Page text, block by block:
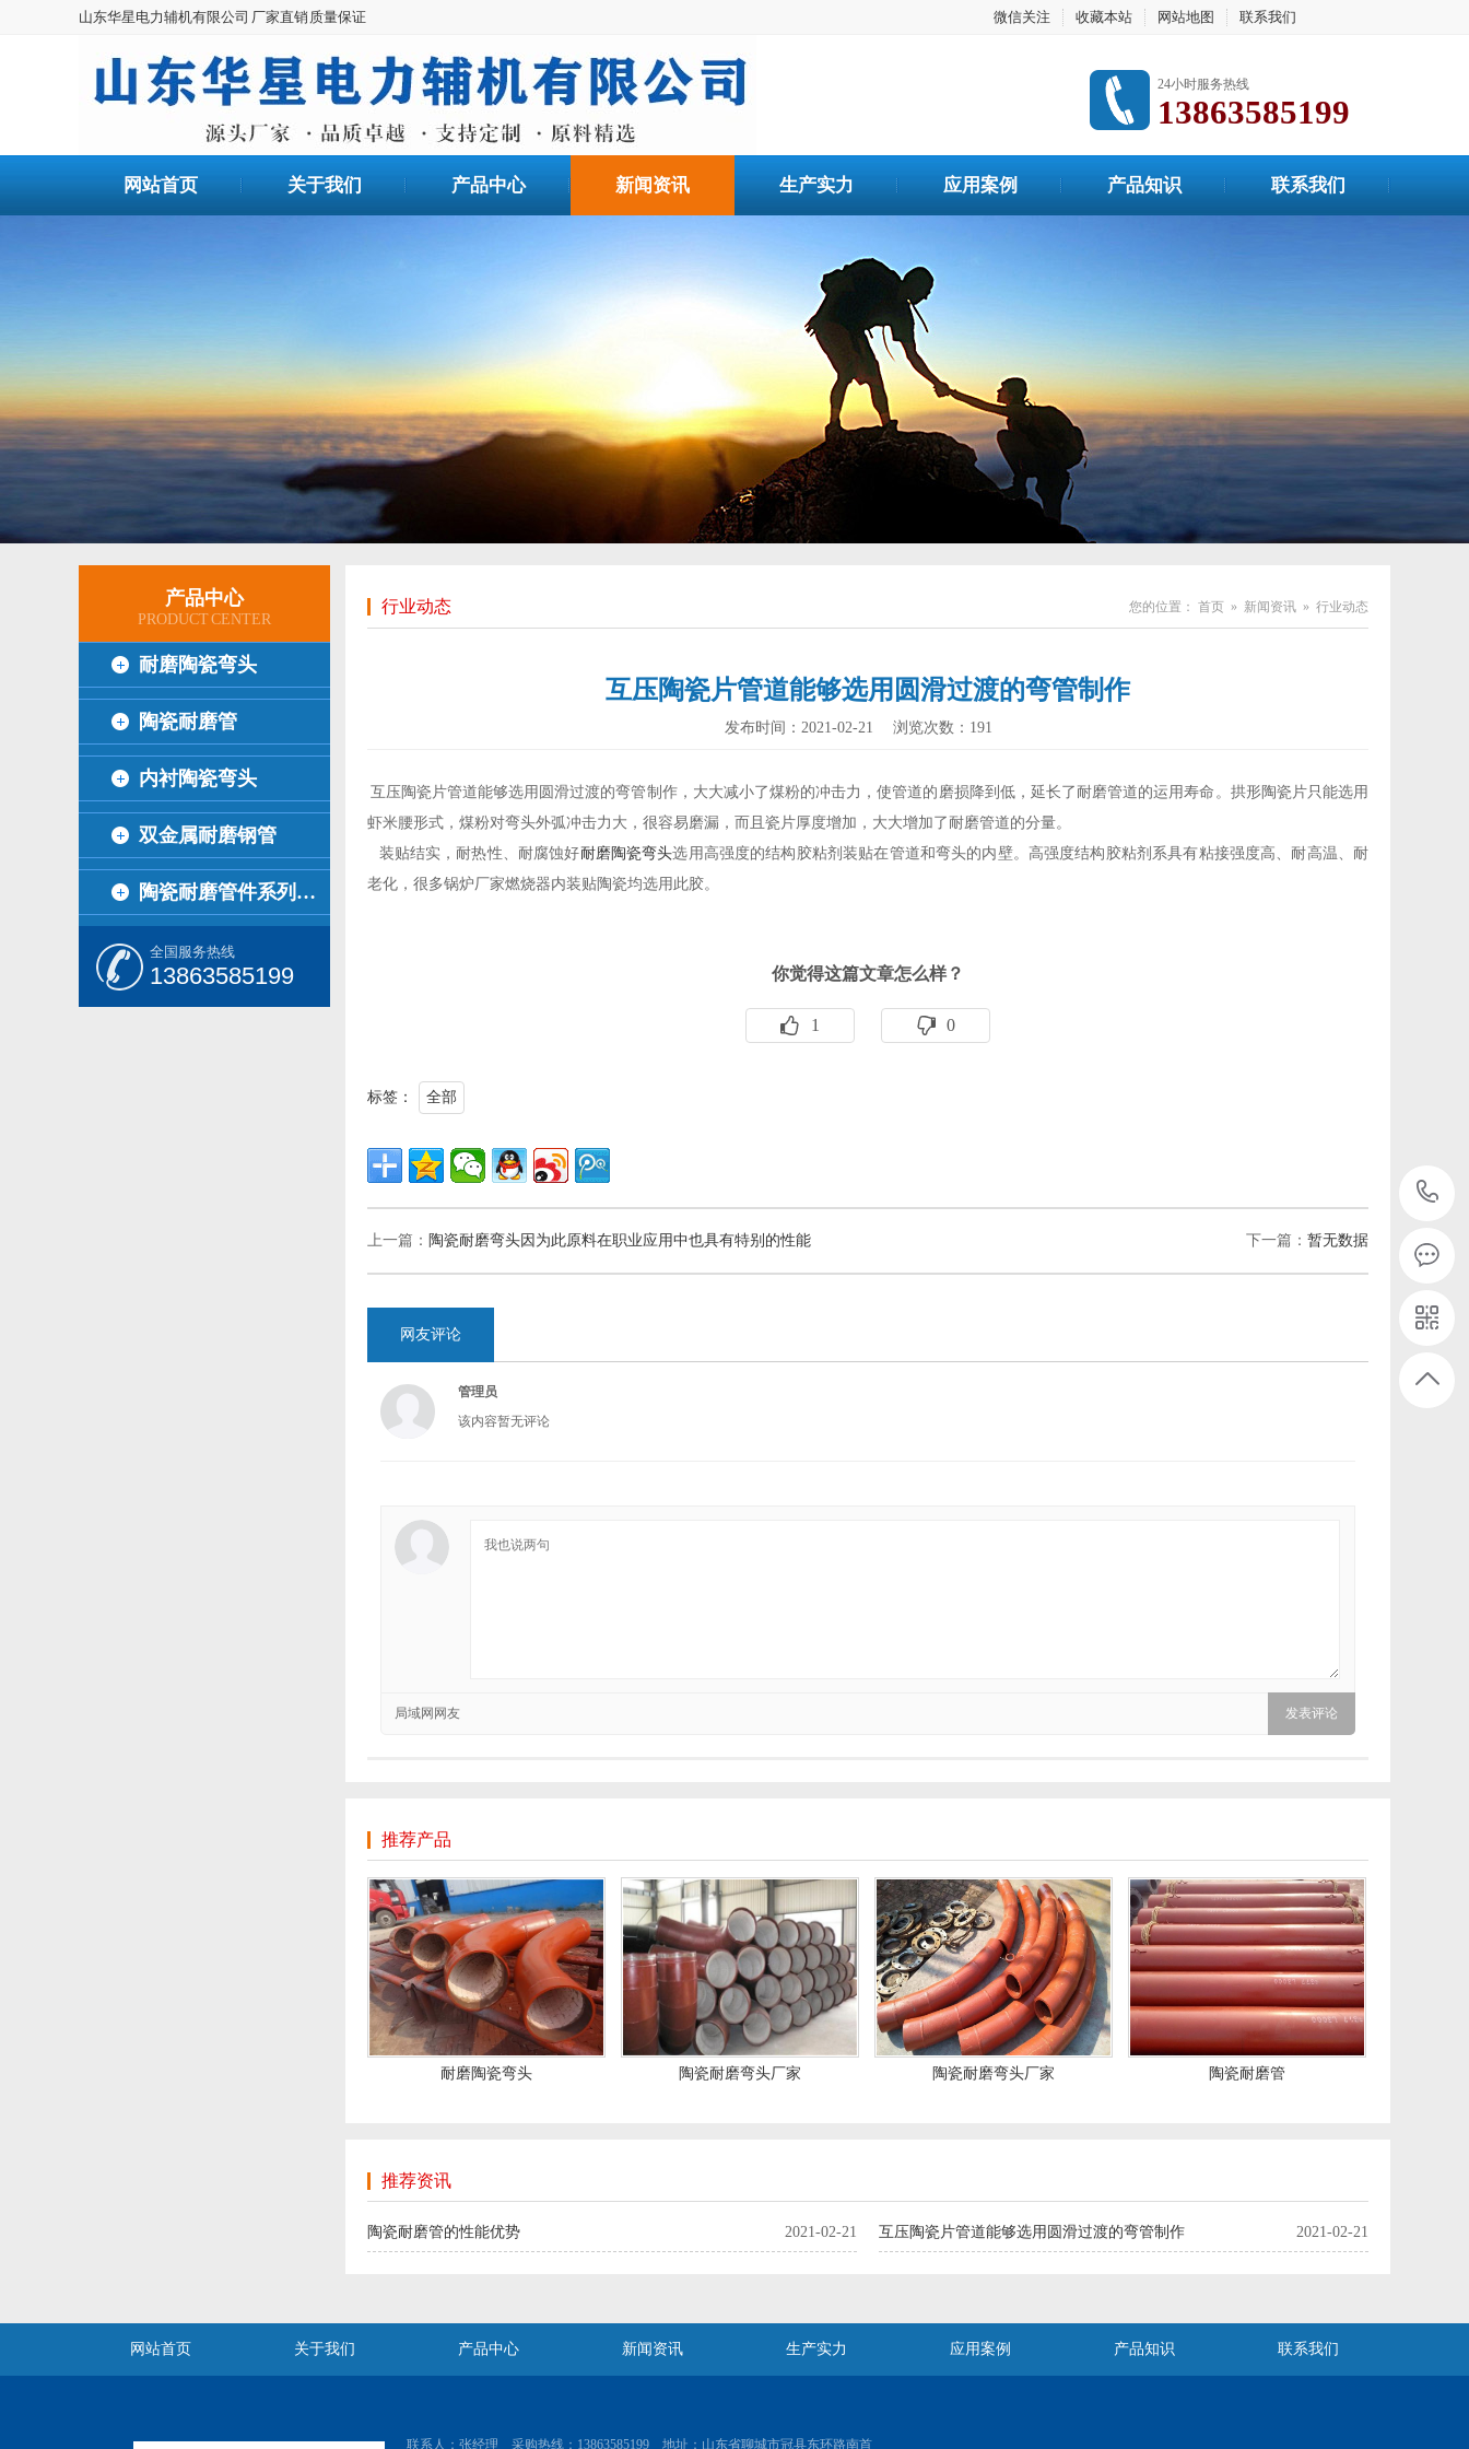
山东华星电力辅机有限公司 厂家直销 质量保证 微信关注 收藏本站 网站地图 联系我们
24小时服务热线
13863585199
网站首页 关于我们 产品中心 新闻资讯 生产实力 应用案例 产品知识 联系我们
产品中心
PRODUCT CENTER
耐磨陶瓷弯头
陶瓷耐磨管
内衬陶瓷弯头
双金属耐磨钢管
陶瓷耐磨管件系列…
全国服务热线
13863585199
行业动态 您的位置： 首页 » 新闻资讯 » 行业动态
互压陶瓷片管道能够选用圆滑过渡的弯管制作
发布时间：2021-02-21 浏览次数： 191
互压陶瓷片管道能够选用圆滑过渡的弯管制作，大大减小了煤粉的冲击力，使管道的磨损降到低，延长了耐磨管道的运用寿命。拱形陶瓷片只能选用
虾米腰形式，煤粉对弯头外弧冲击力大，很容易磨漏，而且瓷片厚度增加，大大增加了耐磨管道的分量。
装贴结实，耐热性、耐腐蚀好耐磨陶瓷弯头选用高强度的结构胶粘剂装贴在管道和弯头的内壁。高强度结构胶粘剂系具有粘接强度高、耐高温、耐
老化，很多锅炉厂家燃烧器内装贴陶瓷均选用此胶。
你觉得这篇文章怎么样？
1 0
标签： 全部
上一篇： 陶瓷耐磨弯头因为此原料在职业应用中也具有特别的性能 下一篇： 暂无数据
网友评论
管理员
该内容暂无评论
局域网网友
推荐产品
耐磨陶瓷弯头 陶瓷耐磨弯头厂家 陶瓷耐磨弯头厂家 陶瓷耐磨管
推荐资讯
2021-02-21
陶瓷耐磨管的性能优势 2021-02-21
互压陶瓷片管道能够选用圆滑过渡的弯管制作
网站首页 关于我们 产品中心 新闻资讯 生产实力 应用案例 产品知识 联系我们
联系人：张经理 采购热线：13863585199 地址：山东省聊城市冠县东环路南首